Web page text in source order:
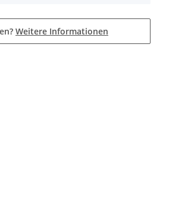
Weitere Informationen